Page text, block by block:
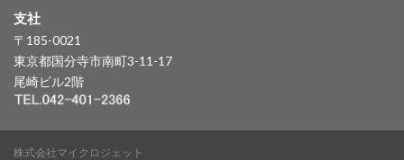
支社
〒185-0021
東京都国分寺市南町3-11-17
尾崎ビル2階
株式会社マイクロジェット